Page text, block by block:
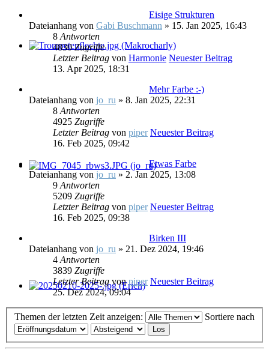
Eisige Strukturen
Dateianhang von Gabi Buschmann » 15. Jan 2025, 16:43
8 Antworten
4830Zugriffe
Letzter Beitrag von Harmonie Neuester Beitrag
13. Apr 2025, 18:31
Mehr Farbe :-)
Dateianhang von jo_ru » 8. Jan 2025, 22:31
8 Antworten
4925 Zugriffe
Letzter Beitrag von piper Neuester Beitrag
16. Feb 2025, 09:42
Etwas Farbe
Dateianhang von jo_ru » 2. Jan 2025, 13:08
9 Antworten
5209 Zugriffe
Letzter Beitrag von piper Neuester Beitrag
16. Feb 2025, 09:38
Birken III
Dateianhang von jo_ru » 21. Dez 2024, 19:46
4 Antworten
3839 Zugriffe
Letzter Beitrag vonpiper Neuester Beitrag
25. Dez 2024, 09:04
Themen der letzten Zeit anzeigen: Sortiere nach